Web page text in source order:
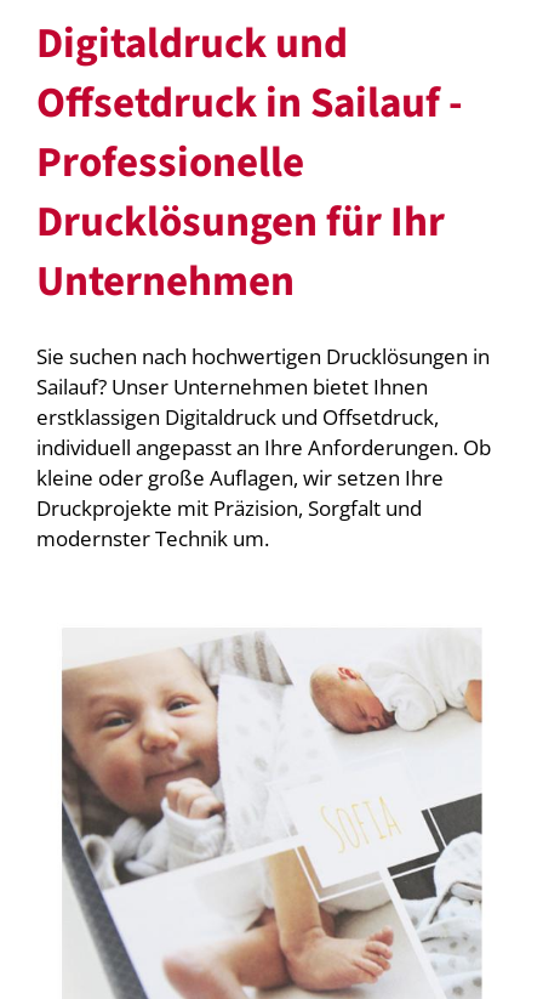
Digitaldruck und
Offsetdruck in Sailauf -
Professionelle
Drucklösungen für Ihr
Unternehmen
Sie suchen nach hochwertigen Drucklösungen in
Sailauf? Unser Unternehmen bietet Ihnen
erstklassigen Digitaldruck und Offsetdruck,
individuell angepasst an Ihre Anforderungen. Ob
kleine oder große Auflagen, wir setzen Ihre
Druckprojekte mit Präzision, Sorgfalt und
modernster Technik um.